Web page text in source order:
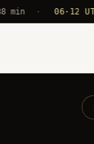
· 06·12 UTC